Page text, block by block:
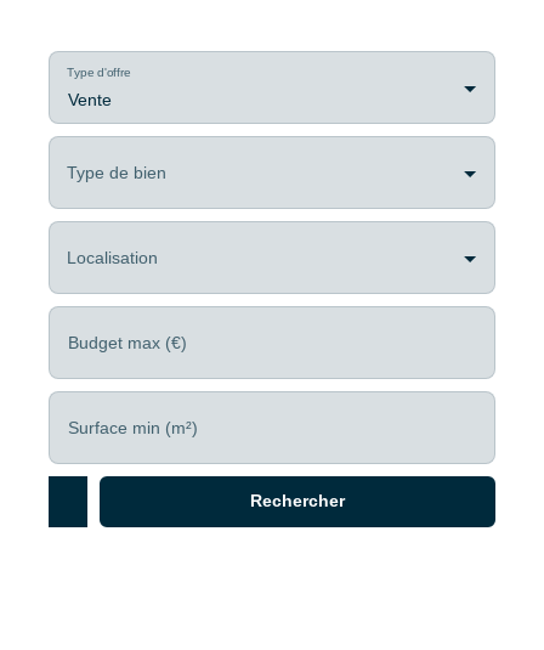
Vente
Type d'offre
Type de bien
Localisation
Budget max (€)
Surface min (m²)
Rechercher